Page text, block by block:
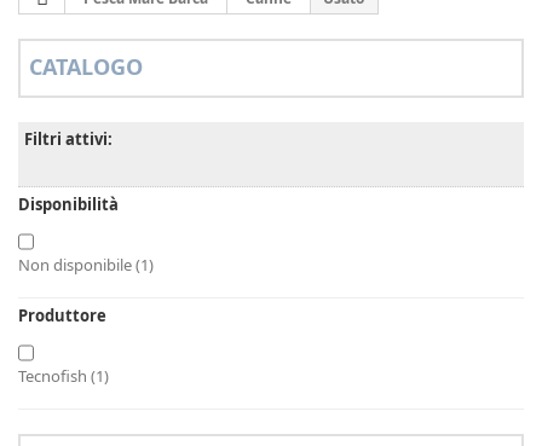
CATALOGO
Filtri attivi:
Disponibilità
Non disponibile(1)
Produttore
Tecnofish (1)